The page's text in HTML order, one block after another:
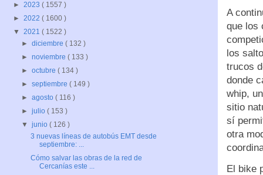
A
que los
los
trucos
donde
whip,
sitio
sí
otra
El bike
► 2023 ( 1557 )
► 2022 ( 1600 )
▼ 2021 ( 1522 )
►diciembre( 132 )
►noviembre( 133 )
►octubre( 134 )
►septiembre( 149 )
►agosto( 116 )
►julio( 153 )
▼junio( 126 )
3 nuevas líneas de autobús EMT desde
septiembre: ...
Cómo salvar las obras de la red de
Cercanías este ...